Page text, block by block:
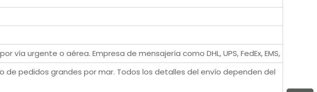
urgente o aérea. Empresa de mensajería como DHL, UPS, FedEx, EMS,
pedidos grandes por mar. Todos los detalles del envío dependen del